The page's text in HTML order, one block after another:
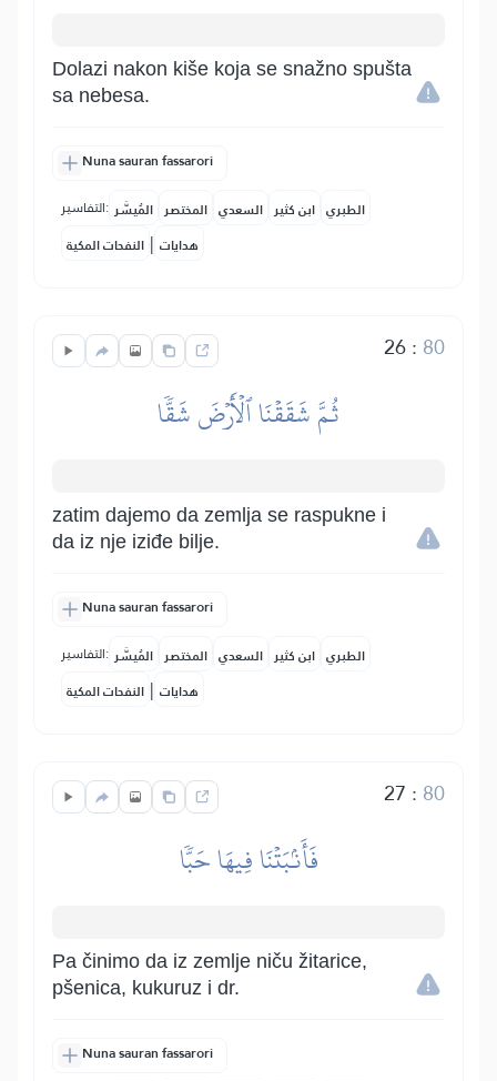
Dolazi nakon kiše koja se snažno spušta
sa nebesa.
Nuna sauran fassarori
التفاسير: المُيسَّر المختصر السعدي ابن كثير الطبري
النفحات المكية | هدايات
26: 80
ثُمَّ شَقَقۡنَا ٱلۡأَرۡضَ شَقّٗا
zatim dajemo da zemlja se raspukne i
da iz nje iziđe bilje.
Nuna sauran fassarori
التفاسير: المُيسَّر المختصر السعدي ابن كثير الطبري
النفحات المكية | هدايات
27 : 80
فَأَنۢبَتۡنَا فِيهَا حَبّٗا
Pa činimo da iz zemlje niču žitarice,
pšenica, kukuruz i dr.
Nuna sauran fassarori